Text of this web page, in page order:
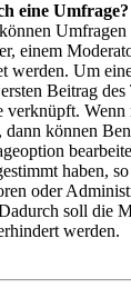
eine Umfrage?
einem
werden. Um
Beitrag
Wenn
dann können
haben,
oder
soll die
werden.